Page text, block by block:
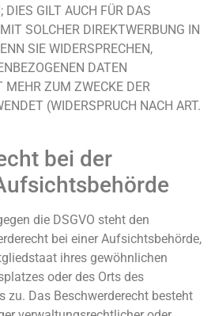
DIES GILT AUCH FÜR DAS
SOLCHER DIREKTWERBUNG IN
SIE WIDERSPRECHEN,
DATEN
MEHR ZUM ZWECKE DER
(WIDERSPRUCH NACH ART.
bei der
die DSGVO steht den
bei einer Aufsichtsbehörde,
ihres gewöhnlichen
oder des Orts des
zu. Das Beschwerderecht besteht